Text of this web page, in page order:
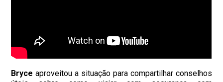
Bryce aproveitou a situação para compartilhar conselhos